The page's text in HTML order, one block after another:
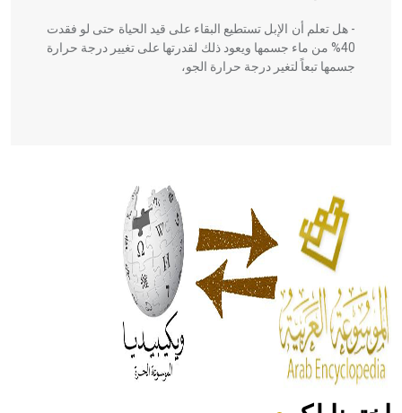
- هل تعلم أن الإبل تستطيع البقاء على قيد الحياة حتى لو فقدت
40% من ماء جسمها ويعود ذلك لقدرتها على تغيير درجة حرارة
جسمها تبعاً لتغير درجة حرارة الجو،
الحكم، الأدلة، تنظيم التغذية، ورسالته في جروح الرأس. ويعود
له الفضل بأنه حرر الطب من الدين والفلسفة.
- هل تعلم أن المرجان إفراز حيواني يتكون في البحر ويتركب
من مادة كربونات الكلسيوم، وهو أحمر أو شديد الحمرة وهو
أجود أنواعه، ويمتاز بكبر الحجم ويسمى الش